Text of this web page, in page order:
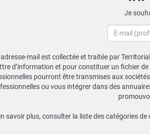
Je
mail est collectée et traitée par
d’information et pour constituer un fichier
pourront être transmises aux
ou vous intégrer dans des
savoir plus, consulter la liste des catégories